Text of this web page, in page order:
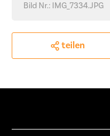
Bild Nr.: IMG_7334.JPG
teilen